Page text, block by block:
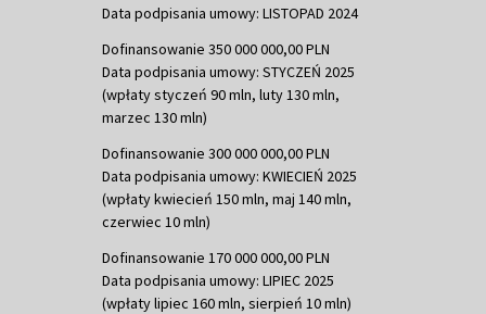
Data podpisania umowy: LISTOPAD 2024
Dofinansowanie 350 000 000,00 PLN
Data podpisania umowy: STYCZEŃ 2025
(wpłaty styczeń 90 mln, luty 130 mln,
marzec 130 mln)
Dofinansowanie 300 000 000,00 PLN
Data podpisania umowy: KWIECIEŃ 2025
(wpłaty kwiecień 150 mln, maj 140 mln,
czerwiec 10 mln)
Dofinansowanie 170 000 000,00 PLN
Data podpisania umowy: LIPIEC 2025
(wpłaty lipiec 160 mln, sierpień 10 mln)